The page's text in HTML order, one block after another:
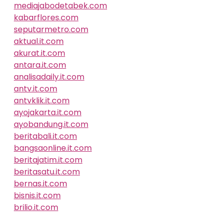
mediajabodetabek.com
kabarflores.com
seputarmetro.com
aktual.it.com
akurat.it.com
antara.it.com
analisadaily.it.com
antv.it.com
antvklik.it.com
ayojakarta.it.com
ayobandung.it.com
beritabali.it.com
bangsaonline.it.com
beritajatim.it.com
beritasatu.it.com
bernas.it.com
bisnis.it.com
brilio.it.com